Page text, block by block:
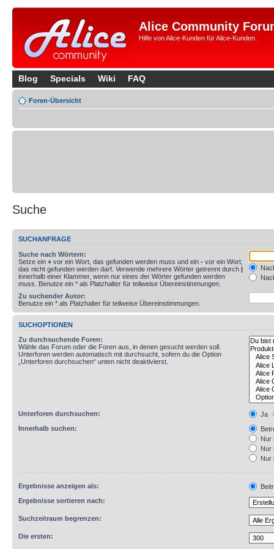
Alice Community
Hilfe von Alice-Kunden für Alice-Kunden.
Blog Specials Wiki FAQ
Foren-Übersicht
Suche
SUCHANFRAGE
Suche nach Wörtern:
Setze ein + vor ein Wort, das gefunden werden muss und ein - vor ein Wort,
das nicht gefunden werden darf. Verwende mehrere Wörter getrennt durch |
innerhalb einer Klammer, wenn nur eines der Wörter gefunden werden
muss. Benutze ein * als Platzhalter für teilweise Übereinstimmungen.
Zu suchender Autor:
Benutze ein * als Platzhalter für teilweise Übereinstimmungen.
SUCHOPTIONEN
Zu durchsuchende Foren:
Wähle das Forum oder die Foren aus, in denen gesucht werden soll.
Unterforen werden automatisch mit durchsucht, sofern du die Option
„Unterforen durchsuchen“ unten nicht deaktivierst.
Unterforen durchsuchen:
Ja
Innerhalb suchen:
Nur
Nur
Nur
Ergebnisse anzeigen als:
Ergebnisse sortieren nach:
Suchzeitraum begrenzen:
Die ersten: